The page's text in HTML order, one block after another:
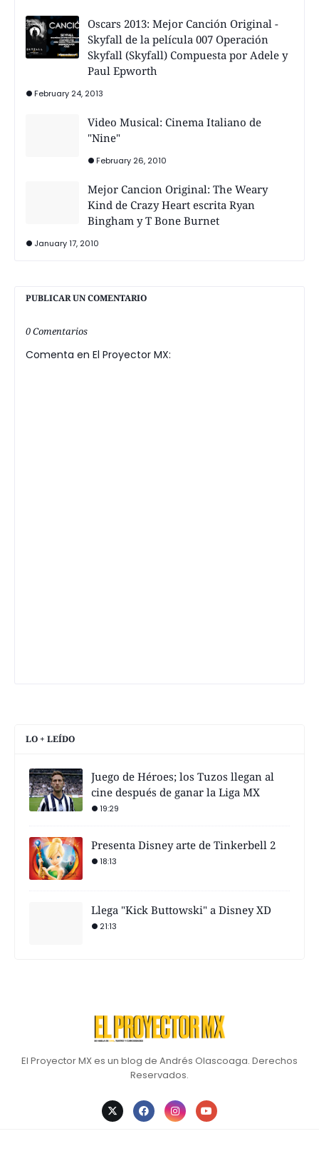
Oscars 2013: Mejor Canción Original -
Skyfall de la película 007 Operación
Skyfall (Skyfall) Compuesta por Adele y
Paul Epworth
February 24, 2013
Video Musical: Cinema Italiano de
"Nine"
February 26, 2010
Mejor Cancion Original: The Weary
Kind de Crazy Heart escrita Ryan
Bingham y T Bone Burnet
January 17, 2010
PUBLICAR UN COMENTARIO
0 Comentarios
Comenta en El Proyector MX:
LO + LEÍDO
Juego de Héroes; los Tuzos llegan al
cine después de ganar la Liga MX
19:29
Presenta Disney arte de Tinkerbell 2
18:13
Llega "Kick Buttowski" a Disney XD
21:13
El Proyector MX es un blog de Andrés Olascoaga. Derechos
Reservados.